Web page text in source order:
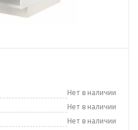
Нет в наличии
Нет в наличии
Нет в наличии